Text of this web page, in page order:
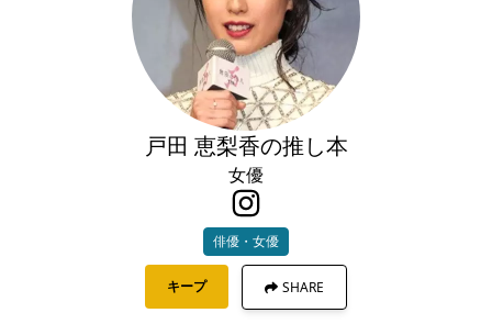
戸田 恵梨香の推し本
女優
俳優・女優
キープ SHARE